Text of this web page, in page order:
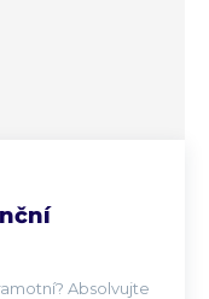
Absolvujte